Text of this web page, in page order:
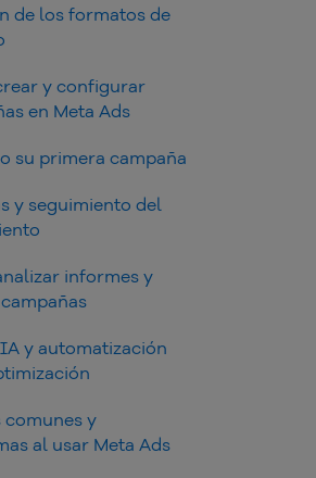
de los formatos de
y optimización de
y configurar
en Meta Ads
la estructura del
de Anuncios
su primera campaña
del píxel e
con el sitio
y seguimiento del
informes y
y automatización
comunes y
al usar Meta Ads